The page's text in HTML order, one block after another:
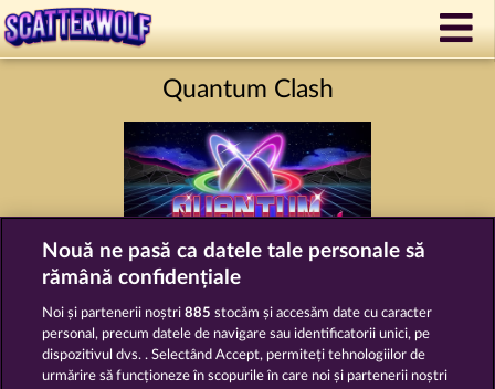
Quantum Clash
Termeni și condiții
Declarație de confidențialitate
Nouă ne pasă ca datele tale personale să
rămână confidențiale
Noi și partenerii noștri885 stocăm și accesăm date cu caracter
personal, precum datele de navigare sau identificatorii unici, pe
dispozitivul dvs. . Selectând Accept, permiteți tehnologiilor de
urmărire să funcționeze în scopurile în care noi și partenerii noștri